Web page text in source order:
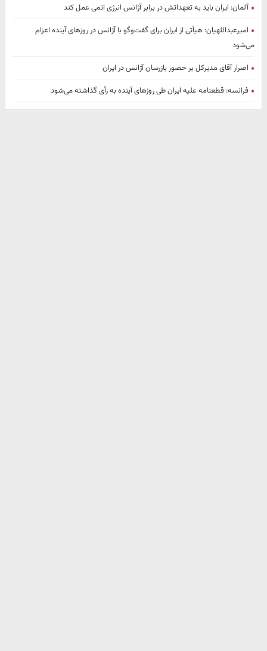
آلمان: ایران باید به تعهداتش در برابر آژانس انرژی اتمی عمل کند
امیرعبداللهیان: هیأتی از ایران برای گفت‌وگو با آژانس در روزهای آینده اعزام
می‌شود
اصرار آقای مدیرکل بر حضور بازرسان آژانس در ایران
فرانسه: قطعنامه علیه ایران طی روزهای آینده به رأی گذاشته می‌شود